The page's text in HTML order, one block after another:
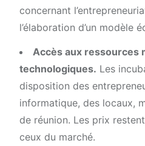
concernant
l’élaboration d’un modèle
Accès aux ressources
technologiques. Les
disposition des
informatique, des locaux,
de réunion. Les prix
ceux du marché.